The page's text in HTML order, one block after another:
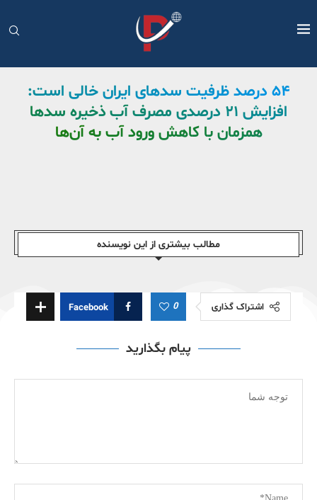
۵۴ درصد ظرفیت سدهای ایران خالی است:
افزایش ۲۱ درصدی مصرف آب ذخیره سدها
همزمان با کاهش ورود آب به آن‌ها
مطالب بیشتری از این نویسندە
اشتراک گذاری 0
Facebook
پیام بگذارید